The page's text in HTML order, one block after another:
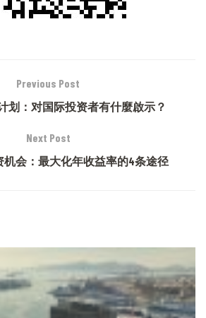
Previous Post
划：对国际投资者有什麼啟示？
Next Post
机会：最大化年收益率的4条途径